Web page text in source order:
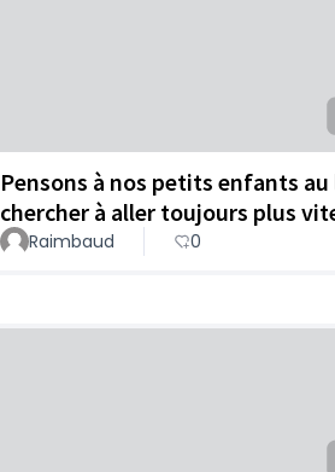
Pensons à nos petits enfants au
chercher à aller toujours plus
Raimbaud 0